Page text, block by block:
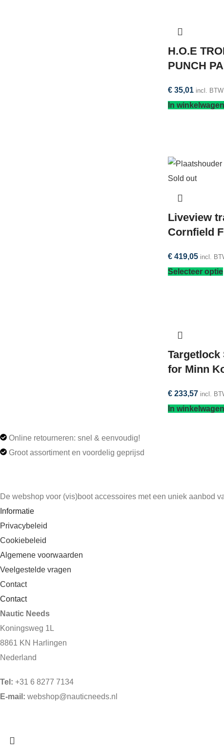
H.O.E
PUNCH
€35,01 incl. BTW
In winkelwagen
Sold out
Liveview
Cornfield
€419,05 incl.
Selecteer optie
for Minn
€233,57 incl.
In winkelwagen
Online retourneren: snel & eenvoudig!
Groot assortiment en voordelig geprijsd
De webshop voor (vis)boot accessoires met een uniek aanbod
Informatie
Privacybeleid
Cookiebeleid
Algemene voorwaarden
Veelgestelde vragen
Contact
Contact
Nautic Needs
Koningsweg 1L
8861 KN Harlingen
Nederland
Tel: +31 6 8277 7134
E-mail: webshop@nauticneeds.nl